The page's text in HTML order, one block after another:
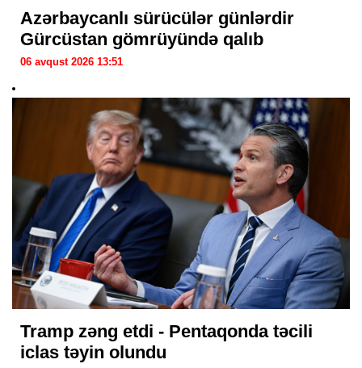
Azərbaycanlı sürücülər günlərdir
Gürcüstan gömrüyündə qalıb
06 avqust 2026 13:51
Tramp zəng etdi - Pentaqonda təcili
iclas təyin olundu